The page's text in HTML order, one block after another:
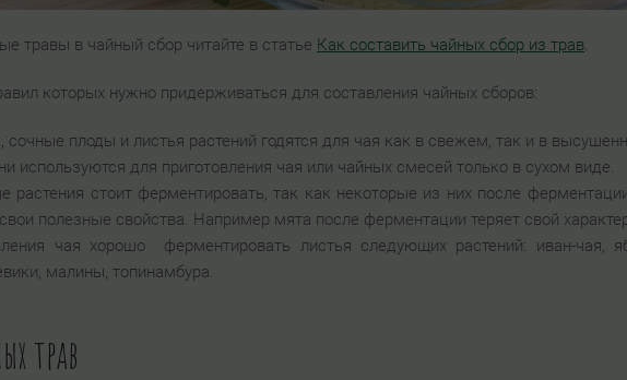
травы в чайный сбор читайте в статье Как составить чайных сбор из трав.
которых нужно придерживаться для составления чайных сборов:
сочные плоды и листья растений годятся для чая как в свежем, так и в
используются для приготовления чая или чайных смесей только в сухом виде.
растения стоит ферментировать, так как некоторые из них после
полезные свойства. Например мята после ферментации теряет свой
чая хорошо ферментировать листья следующих растений: иван-чая,
малины, топинамбура.
трав